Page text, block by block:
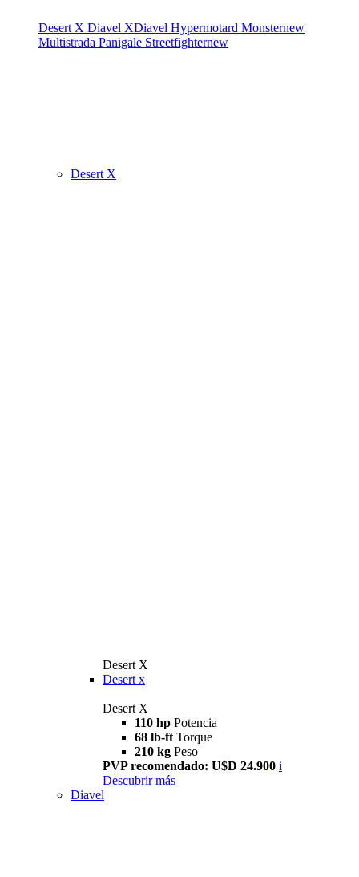
Desert X Diavel XDiavel Hypermotard Monsternew
Multistrada Panigale Streetfighternew
Desert X
Desert X
Desert x
Desert X
110 hp Potencia
68 lb-ft Torque
210 kg Peso
PVP recomendado: U$D 24.900 i
Descubrir más
Diavel